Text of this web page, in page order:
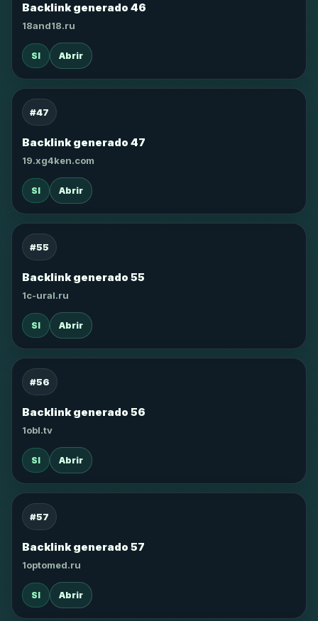
Backlink generado 46
18and18.ru
SI Abrir
#47
Backlink generado 47
19.xg4ken.com
SI Abrir
#55
Backlink generado 55
1c-ural.ru
SI Abrir
#56
Backlink generado 56
1obl.tv
SI Abrir
#57
Backlink generado 57
1optomed.ru
SI Abrir